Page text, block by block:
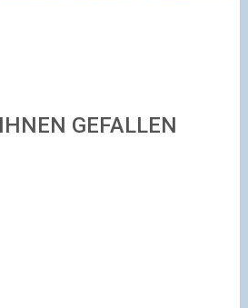
GEFALLEN